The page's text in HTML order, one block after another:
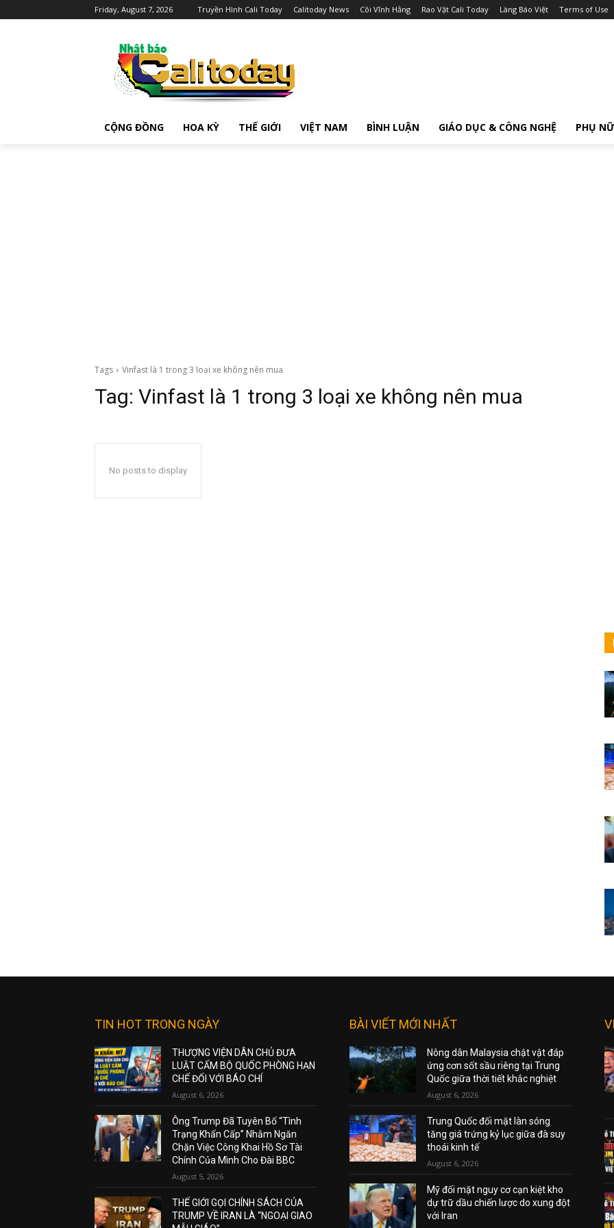
Friday, August 7, 2026 Truyền Hình Cali Today Calitoday News Cõi Vĩnh Hằng Rao Vặt Cali Today Làng Báo Việt Terms of Use
CỘNG ĐỒNG HOA KỲ THẾ GIỚI VIỆT NAM BÌNH LUẬN GIÁO DỤC & CÔNG NGHỆ PHỤ NỮ
Tags Vinfast là 1 trong 3 loại xe không nên mua
Tag: Vinfast là 1 trong 3 loại xe không nên mua
No posts to display
TIN HOT TRONG NGÀY
THƯỢNG VIỆN DÂN CHỦ ĐƯA
LUẬT CẤM BỘ QUỐC PHÒNG HẠN
CHẾ ĐỐI VỚI BÁO CHÍ
August 6, 2026
Ông Trump Đã Tuyên Bố “Tình
Trạng Khẩn Cấp” Nhằm Ngăn
Chặn Việc Công Khai Hồ Sơ Tài
Chính Của Mình Cho Đài BBC
August 5, 2026
THẾ GIỚI GỌI CHÍNH SÁCH CỦA
TRUMP VỀ IRAN LÀ “NGOẠI GIAO
BÀI VIẾT MỚI NHẤT
Nông dân Malaysia chật vật đáp
ứng cơn sốt sầu riêng tại Trung
Quốc giữa thời tiết khắc nghiệt
August 6, 2026
Trung Quốc đối mặt làn sóng
tăng giá trứng kỷ lục giữa đà suy
thoái kinh tế
August 6, 2026
Mỹ đối mặt nguy cơ cạn kiệt kho
dự trữ dầu chiến lược do xung đột
với Iran